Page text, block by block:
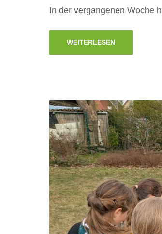
In der vergangenen Woche
WEITERLESEN